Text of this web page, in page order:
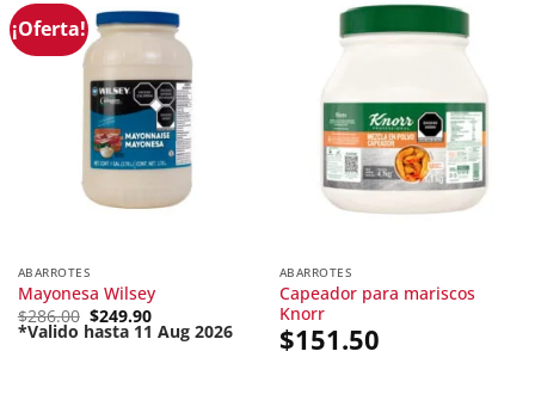
¡Oferta!
ABARROTES
Mayonesa Wilsey
$286.00 Original
price
was:
$249.90
*Valido hasta 11 Aug 2026
Current
ABARROTES
Capeador para mariscos
Knorr
$151.50